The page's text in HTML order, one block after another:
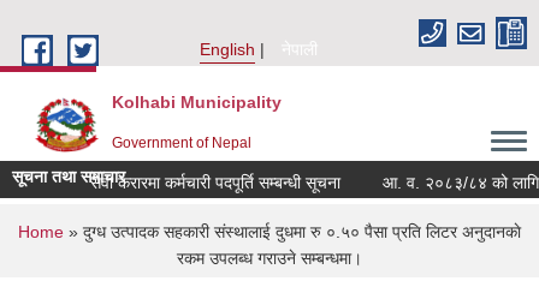
English
नेपाली
Kolhabi Municipality
Government of Nepal
सूचना तथा समाचारसेवा करारमा कर्मचारी पदपूर्ति सम्बन्धी सूचना आ. व. २०८३/८४ को लागि
You are here
Home » दुग्ध उत्पादक सहकारी संस्थालाई दुधमा रु ०.५० पैसा प्रति लिटर अनुदानकाे
रकम उपलब्ध गराउने सम्बन्धमा।